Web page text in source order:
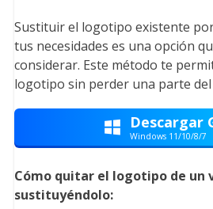
Sustituir el logotipo existente
tus necesidades es una opción
considerar. Este método te
logotipo sin perder una parte del
 Descargar
Windows 11/10/8/7
Cómo quitar el logotipo de un
sustituyéndolo: